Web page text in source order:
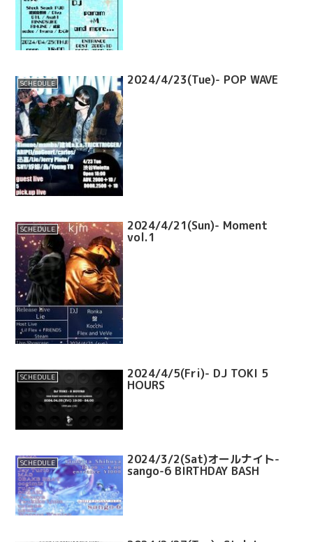
SCHEDULE 2024/4/23(Tue)- POP WAVE
SCHEDULE 2024/4/21(Sun)- Moment
vol.1
SCHEDULE 2024/4/5(Fri)- DJ TOKI 5
HOURS
SCHEDULE 2024/3/2(Sat)オールナイト-
sango-6 BIRTHDAY BASH